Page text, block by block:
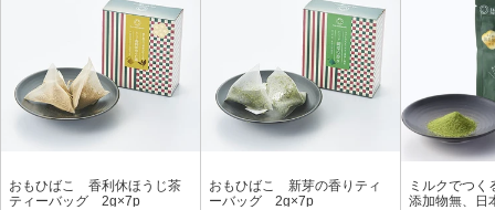
おもひばこ 香利休ほうじ茶
ティーバッグ 2g×7p
おもひばこ 新芽の香りティ
ーバッグ 2g×7p
ミルクでつく
添加物無、日